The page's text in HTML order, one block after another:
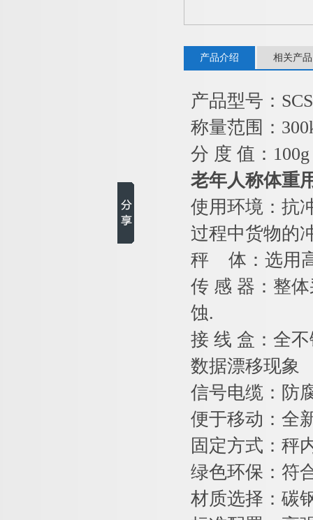
产品介绍 相关产品
产品型号：
称量范围：
分 度 值：100g
老年人称体重
使用环境：抗
过程中货物的
秤 体：选用
传 感 器：整
蚀.
接 线 盒：全
数据漂移现象
信号电缆：防
便于移动：全
固定方式：秤
绿色环保：符
材质选择：碳